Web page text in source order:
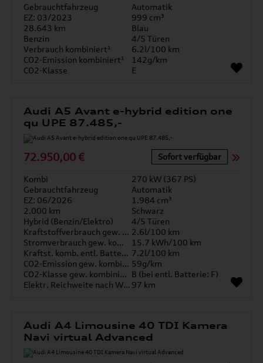
Gebrauchtfahrzeug
Automatik
EZ: 03/2023
999 cm³
28.643 km
Blau
Benzin
4/5 Türen
Verbrauch kombiniert¹
6.2l/100 km
CO2-Emission kombiniert¹
142g/km
CO2-Klasse
E
Audi A5 Avant e-hybrid edition one
qu UPE 87.485,-
72.950,00 € Sofort verfügbar
Kombi
270 kW (367 PS)
Gebrauchtfahrzeug
Automatik
EZ: 06/2026
1.984 cm³
2.000 km
Schwarz
Hybrid (Benzin/Elektro)
4/5 Türen
Kraftstoffverbrauch gew. kombiniert 2.6l/100 km
Stromverbrauch gew. kombiniert
15.7 kWh/100 km
Kraftst. komb. entl. Batterie 7.2l/100 km
CO2-Emission gew. kombiniert 59g/km
CO2-Klasse gew. kombiniert B (bei entl. Batterie: F)
Elektr. Reichweite nach WLTP* 97 km
Audi A4 Limousine 40 TDI Kamera
Navi virtual Advanced